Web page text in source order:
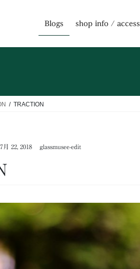
Blogs shop info / access
TRACTION
7月 22, 2018 glassmusee-edit